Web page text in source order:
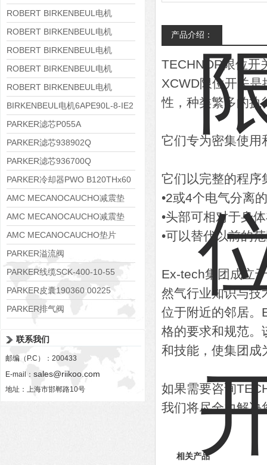
8APE160M-6 IE3
ROBERT BIRKENBEUL电机
8APE160L-4-IE3
ROBERT BIRKENBEUL电机
8APE112M-6K-IE3
ROBERT BIRKENBEUL电机
8APE100L-2 IE3
ROBERT BIRKENBEUL电机
8APE90S-4 IE3
ROBERT BIRKENBEUL电机
8APE80M-2K-IE3
BIRKENBEUL电机6APE90L-8-IE2
PARKER滤芯P055A
PARKER滤芯938902Q
PARKER滤芯936700Q
PARKER冷却器PWO B120THx60
AMC MECANOCAUCHO减震垫
138552
AMC MECANOCAUCHO减震垫
138551
AMC MECANOCAUCHO垫片
608074
PARKER溢流阀
RE06M35W2N1KWXG087
PARKER线缆SCK-400-10-55
PARKER皮囊190360 00225
PARKER排气阀
联系我们
邮编（P.C）：200433
E-mail： sales@riikoo.com
地址：上海市邯郸路10号
产品介绍：
TECHNOR限位开
XCWD限位开关
性，种类繁多的执
它们专为密集使用
它们以完整的程序
•2或4个电气分离
•头部可相对于身
•可以替代以前的
Ex-tech集团成立
然气行业知识与技
位于附近的邻居。
格的要求和规范。
和技能，使集团
如果需要咨询
我们将尽全力解决
相关产品